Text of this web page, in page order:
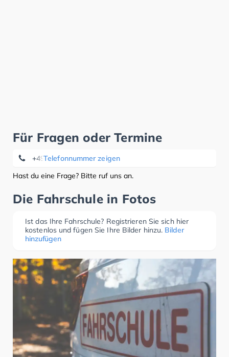
Für Fragen oder Termine
Telefonnummer zeigen
+49 (0) 651 4361888
Hast du eine Frage? Bitte ruf uns an.
Die Fahrschule in Fotos
Ist das Ihre Fahrschule? Registrieren Sie sich hier
kostenlos und fügen Sie Ihre Bilder hinzu. Bilder
hinzufügen